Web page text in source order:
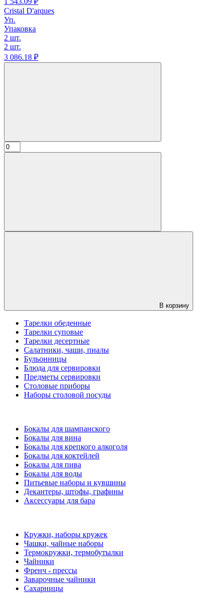
Cristal D'arques
Уп.
Упаковка
2 шт.
2 шт.
3 086.18 ₽
В корзину
Тарелки обеденные
Тарелки суповые
Тарелки десертные
Салатники, чаши, пиалы
Бульонницы
Блюда для сервировки
Предметы сервировки
Столовые приборы
Наборы столовой посуды
Бокалы для шампанского
Бокалы для вина
Бокалы для крепкого алкоголя
Бокалы для коктейлей
Бокалы для пива
Бокалы для воды
Питьевые наборы и кувшины
Декантеры, штофы, графины
Аксессуары для бара
Кружки, наборы кружек
Чашки, чайные наборы
Термокружки, термобутылки
Чайники
Френч - прессы
Заварочные чайники
Сахарницы